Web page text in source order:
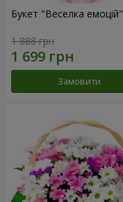
Букет "Веселка емоцій"
1 888 грн
Замовити